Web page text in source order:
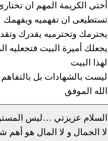
أختى الكريمة المهم ان
تستطيعى ان تفهميه ويفهمك
يحترمك وتحترميه يقدرك
يجعلك أميرة البيت فتجعليه
لهذا البيت
ليست بالشهادات بل
الله الموفق
السلام عزيزتي …ليس
لا الجمال و لا المال هو أهم